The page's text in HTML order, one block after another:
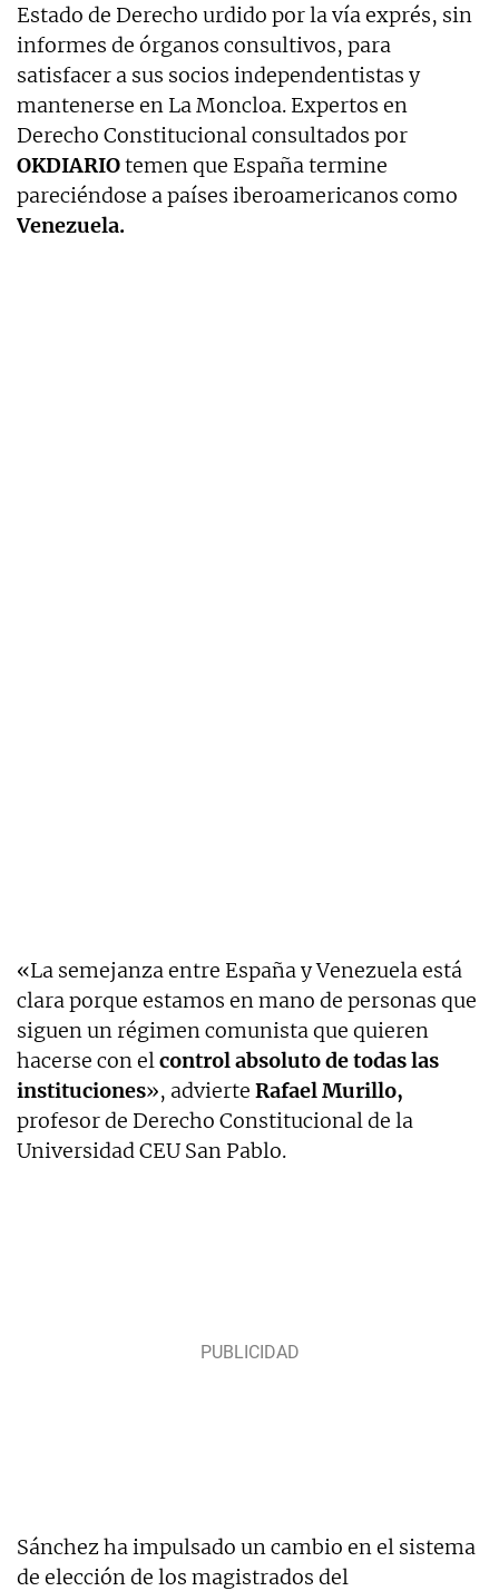
Estado de Derecho urdido por la vía exprés, sin
informes de órganos consultivos, para
satisfacer a sus socios independentistas y
mantenerse en La Moncloa. Expertos en
Derecho Constitucional consultados por
OKDIARIOtemen que España termine
pareciéndose a países iberoamericanos como
Venezuela.
«La semejanza entre España y Venezuela está
clara porque estamos en mano de personas que
siguen un régimen comunista que quieren
hacerse con elcontrol absoluto de todas las
instituciones», advierte Rafael Murillo,
profesor de Derecho Constitucional de la
Universidad CEU San Pablo.
Sánchez ha impulsado un cambio en el sistema
de elección de los magistrados del